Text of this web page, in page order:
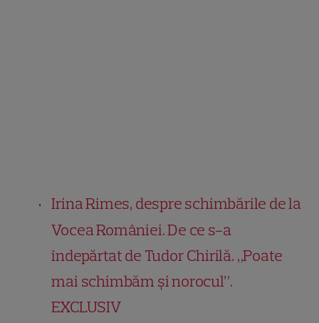
Irina Rimes, despre schimbările de la
Vocea României. De ce s-a
îndepărtat de Tudor Chirilă. „Poate
mai schimbăm și norocul”.
EXCLUSIV